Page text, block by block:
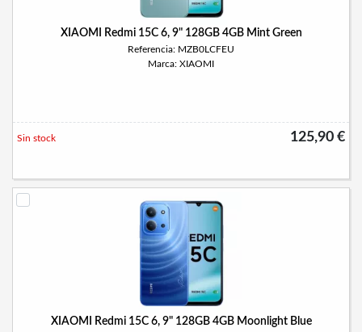
XIAOMI Redmi 15C 6, 9" 128GB 4GB Mint Green
Referencia: MZB0LCFEU
Marca: XIAOMI
125,90 €
Sin stock
XIAOMI Redmi 15C 6, 9" 128GB 4GB Moonlight Blue